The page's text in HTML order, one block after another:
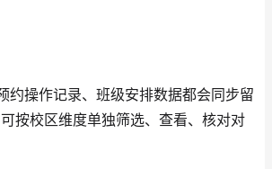
约操作记录、班级安排数据都会同步留
按校区维度单独筛选、查看、核对对